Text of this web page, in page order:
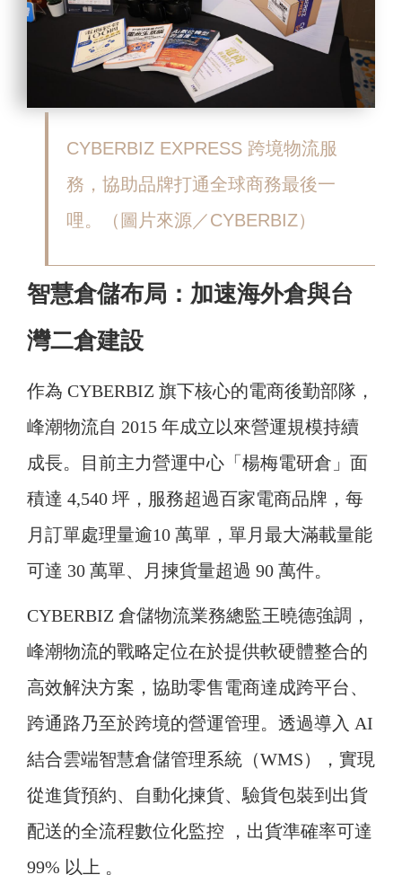
CYBERBIZ EXPRESS 跨境物流服
務，協助品牌打通全球商務最後一
哩。（圖片來源／CYBERBIZ）
智慧倉儲布局：加速海外倉與台
灣二倉建設
作為 CYBERBIZ 旗下核心的電商後勤部隊，
峰潮物流自 2015 年成立以來營運規模持續
成長。目前主力營運中心「楊梅電研倉」面
積達 4,540 坪，服務超過百家電商品牌，每
月訂單處理量逾10 萬單，單月最大滿載量能
可達 30 萬單、月揀貨量超過 90 萬件。
CYBERBIZ 倉儲物流業務總監王曉德強調，
峰潮物流的戰略定位在於提供軟硬體整合的
高效解決方案，協助零售電商達成跨平台、
跨通路乃至於跨境的營運管理。透過導入 AI
結合雲端智慧倉儲管理系統（WMS），實現
從進貨預約、自動化揀貨、驗貨包裝到出貨
配送的全流程數位化監控 ，出貨準確率可達
99% 以上 。